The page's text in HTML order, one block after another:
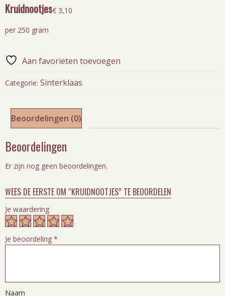
Kruidnootjes€ 3,10
per 250 gram
Aan favorieten toevoegen
Categorie: Sinterklaas
Beoordelingen (0)
Beoordelingen
Er zijn nog geen beoordelingen.
WEES DE EERSTE OM “KRUIDNOOTJES” TE BEOORDELEN
Je waardering
Je beoordeling *
Naam